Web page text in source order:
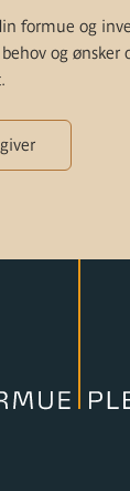
formue og
og ønsker